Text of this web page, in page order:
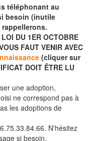
téléphonant au
besoin (inutile
DU 1ER OCTOBRE
FAUT VENIR AVEC
(cliquer sur
DOIT ÊTRE LU
une adoption,
ne correspond pas à
les adoptions de
N'hésitez
si besoin.